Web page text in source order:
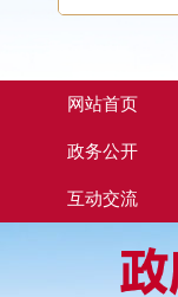
网站首页
政务公开
互动交流